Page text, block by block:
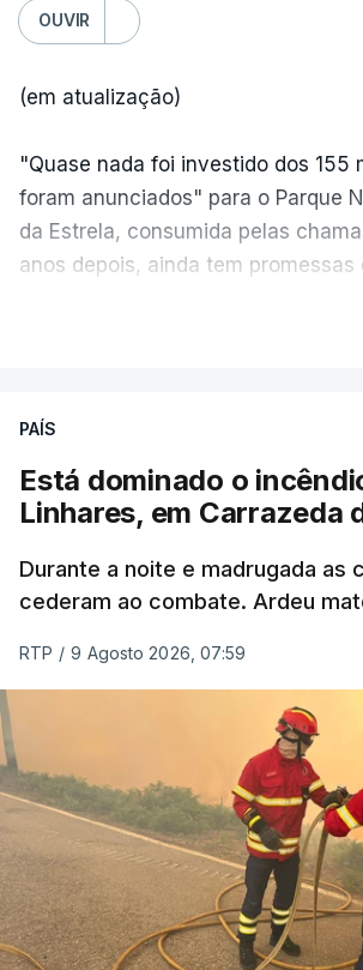
OUVIR
(em atualização)
"Quase nada foi investido dos 155
foram anunciados" para o Parque
da Estrela, consumida pelas
anos depois, ainda tem
ESTE CONTEÚDO ESTÁ
PAÍS
Está dominado o
Linhares, em Carrazeda
Durante a noite e madrugada as
cederam ao combate. Ardeu
RTP / 9 Agosto 2026, 07:59